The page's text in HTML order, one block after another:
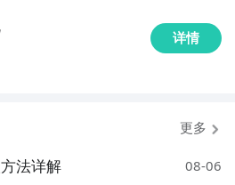
详情
更多
法详解 08-06